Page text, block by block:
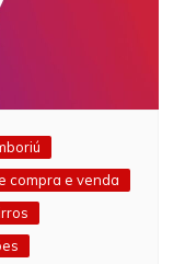
compra e venda